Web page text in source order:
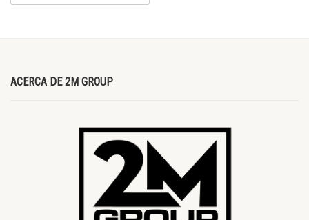
ACERCA DE 2M GROUP